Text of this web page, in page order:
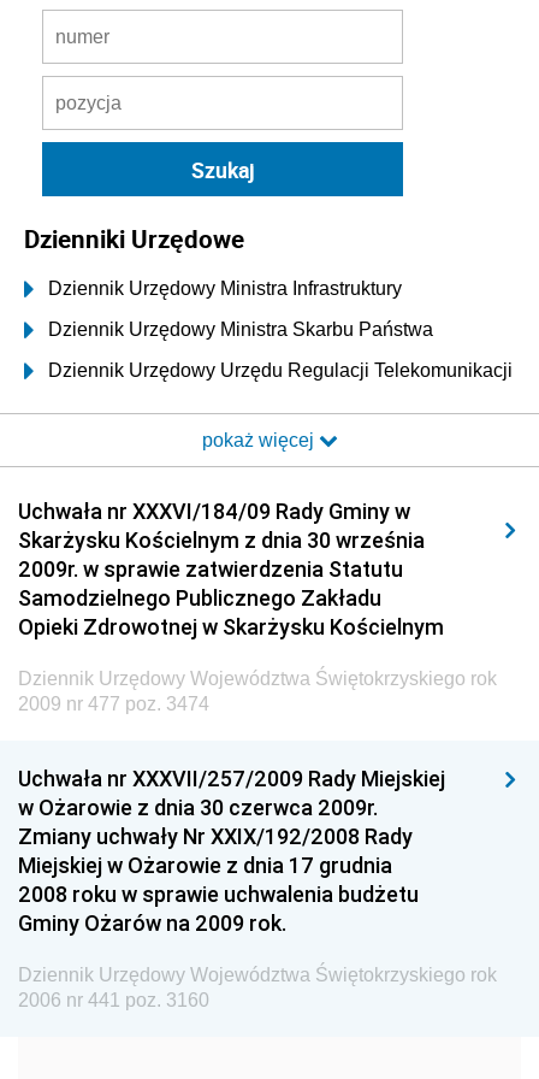
Dzienniki Urzędowe
Dziennik Urzędowy Ministra Infrastruktury
Dziennik Urzędowy Ministra Skarbu Państwa
Dziennik Urzędowy Urzędu Regulacji Telekomunikacji
Dziennik Urzędowy Ministra Transportu i Budownictwa
Elektronicznej
Dziennik Urzędowy Ministra Spraw Wewnętrznych i
Administracji
Dziennik Urzędowy Ministra Transportu
Dziennik Urzędowy Ministra Budownictwa
Dziennik Urzędowy Ministra Nauki i Szkolnictwa
Dziennik Urzędowy Głównego Urzędu Miar
Dziennik Urzędowy Ministra Rolnictwa i Rozwoju Wsi
Dziennik Urzędowy Ministra Edukacji Narodowej i
Sportu
Dziennik Urzędowy Ministra Edukacji i Nauki
Dziennik Urzędowy Ministra Edukacji Narodowej
Dziennik Urzędowy Ministra Gospodarki Morskiej
pokaż więcej
Uchwała nr XXXVI/184/09 Rady Gminy w
Skarżysku Kościelnym z dnia 30 września
2009r. w sprawie zatwierdzenia Statutu
Samodzielnego Publicznego Zakładu
Opieki Zdrowotnej w Skarżysku Kościelnym
Dziennik Urzędowy Województwa Świętokrzyskiego rok
2009 nr 477 poz. 3474
Uchwała nr XXXVII/257/2009 Rady Miejskiej
w Ożarowie z dnia 30 czerwca 2009r.
Zmiany uchwały Nr XXIX/192/2008 Rady
Miejskiej w Ożarowie z dnia 17 grudnia
2008 roku w sprawie uchwalenia budżetu
Gminy Ożarów na 2009 rok.
Dziennik Urzędowy Województwa Świętokrzyskiego rok
2006 nr 441 poz. 3160